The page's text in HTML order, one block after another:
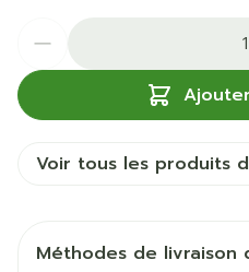
Voir tous les produits
Méthodes de livraison